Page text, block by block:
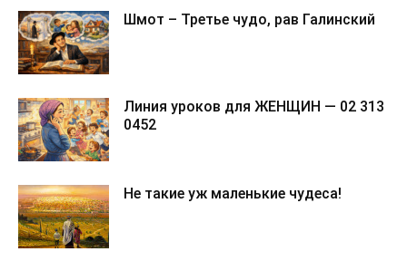
Шмот – Третье чудо, рав Галинский
Линия уроков для ЖЕНЩИН — 02 313
0452
Не такие уж маленькие чудеса!